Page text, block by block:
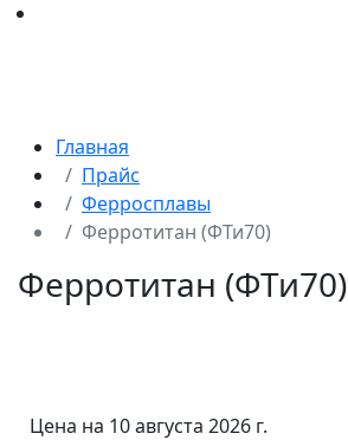
Главная
Прайс
Ферросплавы
Ферротитан (ФТи70)
Ферротитан (ФТи70)
Цена на 10 августа 2026 г.